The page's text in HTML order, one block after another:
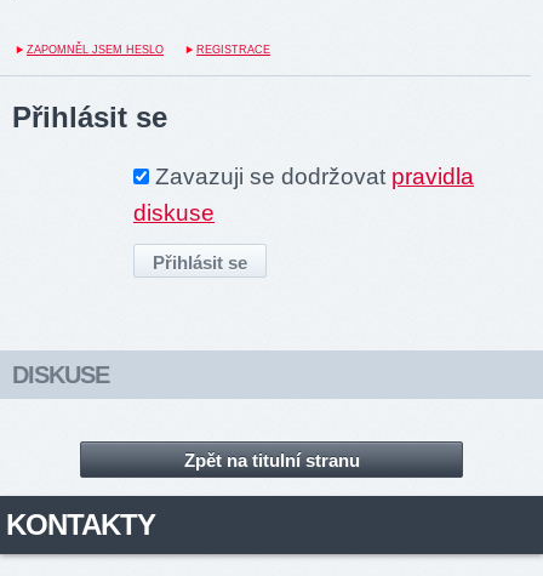
ZAPOMNĚL JSEM HESLO REGISTRACE
Přihlásit se
Zavazuji se dodržovat pravidla
diskuse
DISKUSE
Zpět na titulní stranu
KONTAKTY